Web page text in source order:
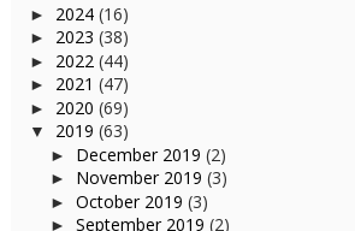
► 2024 (16)
► 2023 (38)
► 2022 (44)
► 2021 (47)
► 2020 (69)
▼ 2019 (63)
► December 2019 (2)
► November 2019 (3)
► October 2019 (3)
► September 2019 (2)